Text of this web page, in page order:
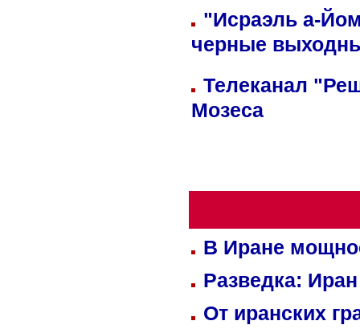
"Исраэль а-
черные
Телеканал
Мозеса
В Иране
Разведка:
От иранских